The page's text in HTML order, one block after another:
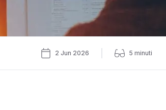
2 Jun 2026 5 minuti